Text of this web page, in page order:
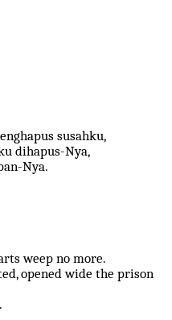
susahku,
dihapus-Nya,
Nya.
weep no more.
opened wide the prison